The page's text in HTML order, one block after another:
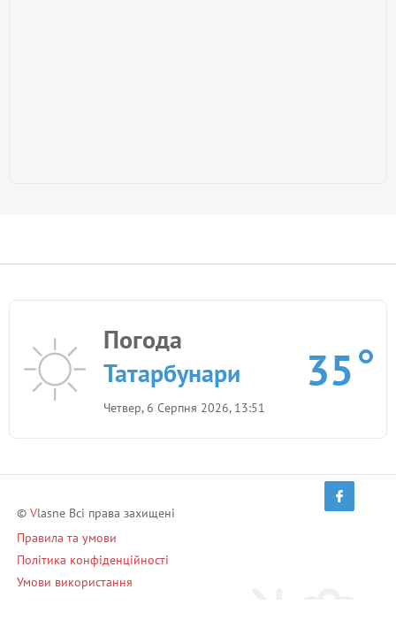
Погода
Татарбунари
Четвер, 6 Серпня 2026, 13:51
35
© Vlasne Всі права захищені
Правила та умови
Політика конфіденційності
Умови використання